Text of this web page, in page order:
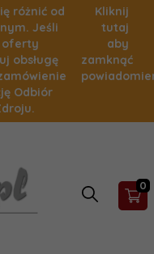
różnić od
Jeśli
oferty
obsługę
Odbiór
Kliknij
tutaj
aby
zamknąć
0